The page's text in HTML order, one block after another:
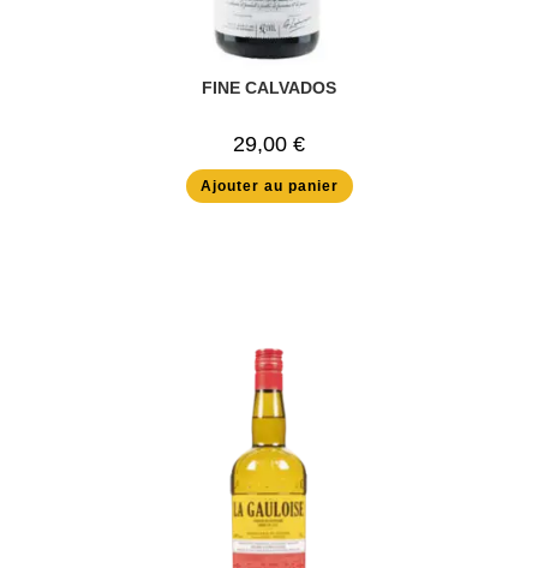
FINE CALVADOS
29,00 €
Ajouter au panier